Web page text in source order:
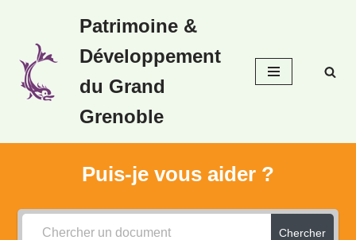
au
contenu
Patrimoine &
Développement
du Grand
Grenoble
Puis-je vous aider ?
Chercher